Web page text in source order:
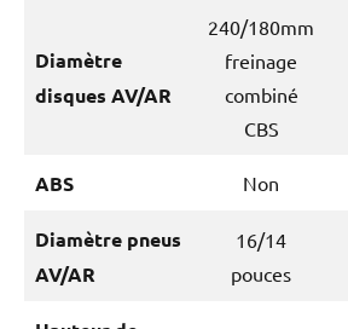
Diamètre
disques AV/AR
240/180mm
freinage
combiné
CBS
ABS Non
Diamètre pneus
AV/AR
16/14
pouces